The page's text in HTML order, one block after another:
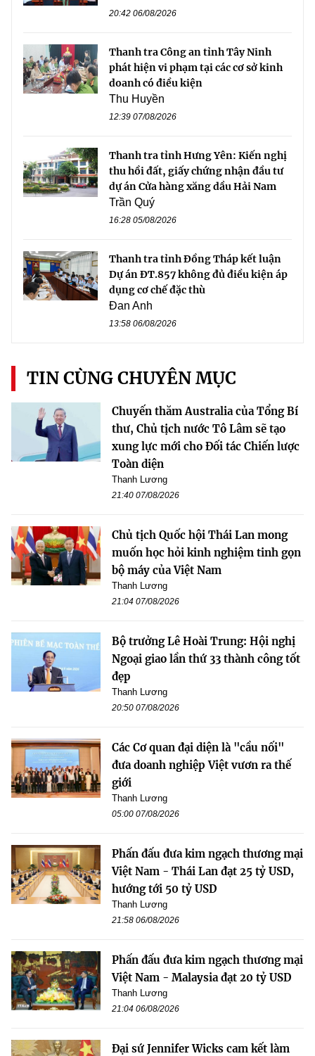
20:42 06/08/2026
Thanh tra Công an tỉnh Tây Ninh
phát hiện vi phạm tại các cơ sở kinh
doanh có điều kiện
Thu Huyền
12:39 07/08/2026
Thanh tra tỉnh Hưng Yên: Kiến nghị
thu hồi đất, giấy chứng nhận đầu tư
dự án Cửa hàng xăng dầu Hải Nam
Trần Quý
16:28 05/08/2026
Thanh tra tỉnh Đồng Tháp kết luận
Dự án ĐT.857 không đủ điều kiện áp
dụng cơ chế đặc thù
Đan Anh
13:58 06/08/2026
TIN CÙNG CHUYÊN MỤC
Chuyến thăm Australia của Tổng Bí
thư, Chủ tịch nước Tô Lâm sẽ tạo
xung lực mới cho Đối tác Chiến lược
Toàn diện
Thanh Lương
21:40 07/08/2026
Chủ tịch Quốc hội Thái Lan mong
muốn học hỏi kinh nghiệm tinh gọn
bộ máy của Việt Nam
Thanh Lương
21:04 07/08/2026
Bộ trưởng Lê Hoài Trung: Hội nghị
Ngoại giao lần thứ 33 thành công tốt
đẹp
Thanh Lương
20:50 07/08/2026
Các Cơ quan đại diện là "cầu nối"
đưa doanh nghiệp Việt vươn ra thế
giới
Thanh Lương
05:00 07/08/2026
Phấn đấu đưa kim ngạch thương mại
Việt Nam - Thái Lan đạt 25 tỷ USD,
hướng tới 50 tỷ USD
Thanh Lương
21:58 06/08/2026
Phấn đấu đưa kim ngạch thương mại
Việt Nam - Malaysia đạt 20 tỷ USD
Thanh Lương
21:04 06/08/2026
Đại sứ Jennifer Wicks cam kết làm